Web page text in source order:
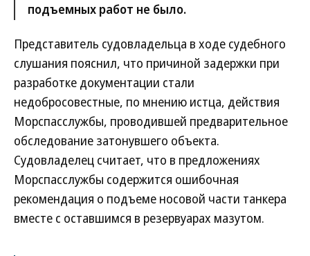
подъемных работ не было.
Представитель судовладельца в ходе судебного
слушания пояснил, что причиной задержки при
разработке документации стали
недобросовестные, по мнению истца, действия
Морспасслужбы, проводившей предварительное
обследование затонувшего объекта.
Судовладелец считает, что в предложениях
Морспасслужбы содержится ошибочная
рекомендация о подъеме носовой части танкера
вместе с оставшимся в резервуарах мазутом.